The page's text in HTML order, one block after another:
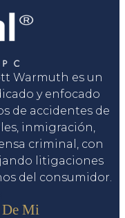
Warmuth es un
y enfocado
de accidentes de
inmigración,
criminal, con
litigaciones
del consumidor.
De Mi